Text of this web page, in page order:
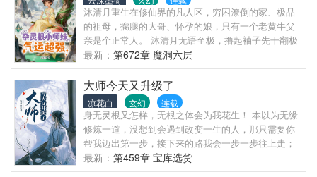
淡:“你后悔，与我何干？”
沐清月重生在修仙界的凡人区，穷困潦倒的家、极品
的祖母，瘸腿的大哥、怀孕的娘，只有一个老黄牛父
亲是个正常人。 沐清月无语至极，撸起袖子先干翻极
品的一家人，带着父母哥哥净身出户，只为摆脱老宅
的一群吸血鬼。 进山遇上大机缘，得到仙尊传承，打
破凡人界不能修炼的桎梏，带领一家人发家至富。 沐
清月踏入玄灵大陆，利用自己的传承拯救了频死的修
仙界第一强者星澜道君，并拜其为师，得到修仙界最
强剑法的传承，成为剑修第一人。 她利用独一无二的
炼丹技术，打破修仙界万年不出极品丹的桎梏，为宗
门获取大量资源。 丹符器阵无一不精，成为整个玄灵
大陆唯一几道全修的修士。 联合修仙界各大高手，一
最新： 第672章 魔洞六层
大师今天又升级了
凉花白 玄幻 连载
身无灵根又怎样，无根之体会为我花生！ 本以为无缘
修炼一道，没想到会遇到改变一生的人，那只需要你
帮我迈出第一步，接下来的路我会一步一步往上走；
炼丹我不擅长，阵法我也不擅长，别担心，炼器大师
了解一下，没有你不想要的只有我造不出来的！ 你说
最新： 第459章 宝库选货